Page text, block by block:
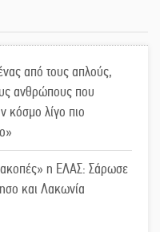
από τους απλούς,
ανθρώπους που
κόσμο λίγο πιο
η ΕΛΑΣ: Σάρωσε
και Λακωνία